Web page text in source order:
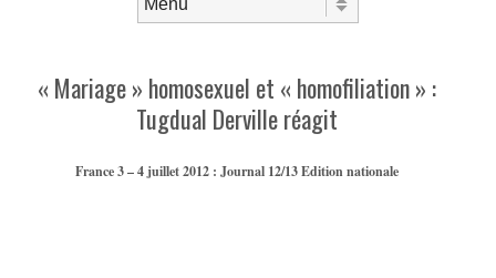
« Mariage » homosexuel et « homofiliation » :
Tugdual Derville réagit
France 3 – 4 juillet 2012 : Journal 12/13 Edition nationale